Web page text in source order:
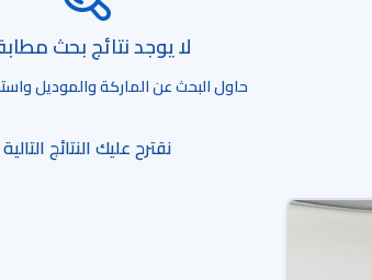
لا يوجد نتائج بحث
حاول البحث عن الماركة والموديل
نقترح عليك النتائج التالية